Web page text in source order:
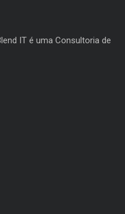
IT é uma Consultoria de